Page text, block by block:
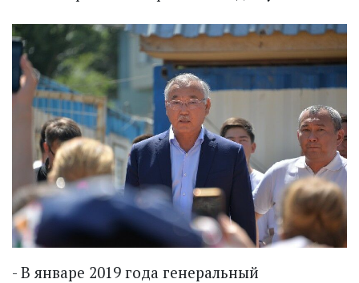
- В январе 2019 года генеральный